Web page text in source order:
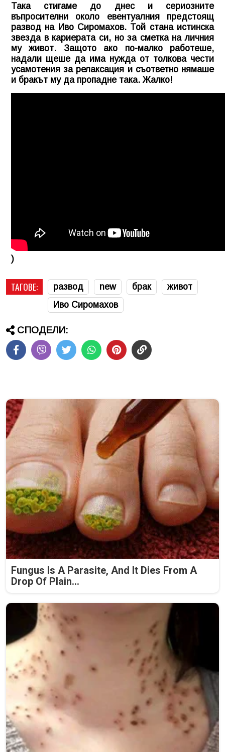
Така стигаме до днес и сериозните
въпросителни около евентуалния предстоящ
развод на Иво Сиромахов. Той стана истинска
звезда в кариерата си, но за сметка на личния
му живот. Защото ако по-малко работеше,
надали щеше да има нужда от толкова чести
усамотения за релаксация и съответно нямаше
и бракът му да пропадне така. Жалко!
)
ТАГОВЕ: развод new брак
живот
Иво Сиромахов
СПОДЕЛИ:
Fungus Is A Parasite, And It Dies From A
Drop Of Plain...